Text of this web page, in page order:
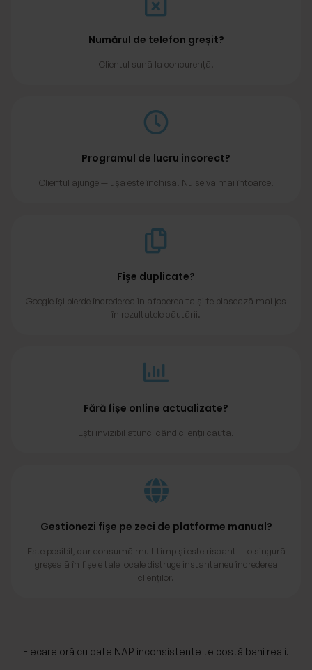
Numărul de telefon greșit?
Clientul sună la concurență.
Programul de lucru incorect?
Clientul ajunge — ușa este închisă. Nu se va mai întoarce.
Fișe duplicate?
Google își pierde încrederea în afacerea ta și te plasează mai jos
în rezultatele căutării.
Fără fișe online actualizate?
Ești invizibil atunci când clienții caută.
Gestionezi fișe pe zeci de platforme manual?
Este posibil, dar consumă mult timp și este riscant — o singură
greșeală în fișele tale locale distruge instantaneu încrederea
clienților.
Fiecare oră cu date NAP inconsistente te costă bani reali.